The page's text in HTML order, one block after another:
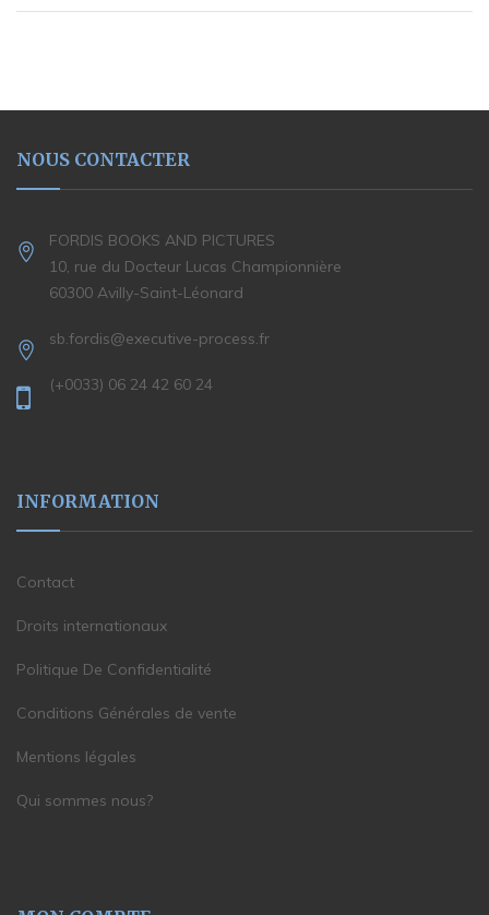
NOUS CONTACTER
FORDIS BOOKS AND PICTURES
10, rue du Docteur Lucas Championnière
60300 Avilly-Saint-Léonard
sb.fordis@executive-process.fr
(+0033) 06 24 42 60 24
INFORMATION
Contact
Droits internationaux
Politique De Confidentialité
Conditions Générales de vente
Mentions légales
Qui sommes nous?